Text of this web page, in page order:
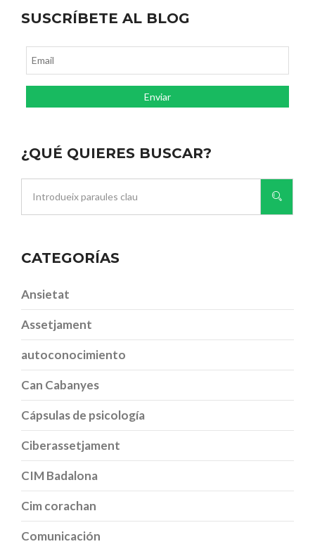
SUSCRÍBETE AL BLOG
¿QUÉ QUIERES BUSCAR?
CATEGORÍAS
Ansietat
Assetjament
autoconocimiento
Can Cabanyes
Cápsulas de psicología
Ciberassetjament
CIM Badalona
Cim corachan
Comunicación